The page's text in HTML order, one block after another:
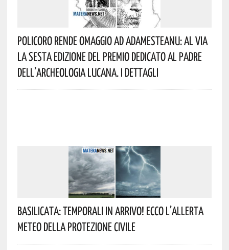
Policoro Rende Omaggio Ad Adamesteanu: Al Via
La Sesta Edizione Del Premio Dedicato Al Padre
Dell’archeologia Lucana. I Dettagli
Basilicata: Temporali In Arrivo! Ecco L’allerta
Meteo Della Protezione Civile